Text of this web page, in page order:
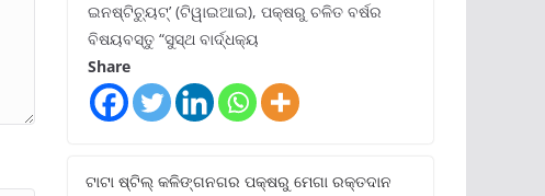
ଇନଷ୍ଟିଚ୍ୟୁଟ୍‌’ (ଟିୱାଇଆଇ), ପକ୍ଷରୁ ଚଳିତ ବର୍ଷର
ବିଷୟବସ୍ତୁ “ସୁସ୍ଥ ବାର୍ଦ୍ଧକ୍ୟ
Share
ଟାଟା ଷ୍ଟିଲ୍‌ କଳିଙ୍ଗନଗର ପକ୍ଷରୁ ମେଗା ରକ୍ତଦାନ